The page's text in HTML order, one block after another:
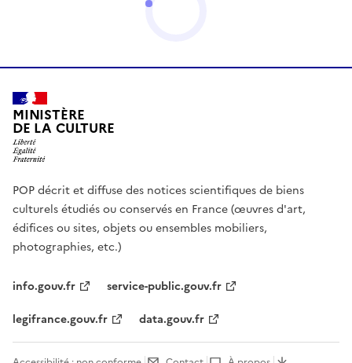
MINISTÈRE
DE LA CULTURE
POP décrit et diffuse des notices scientifiques de biens
culturels étudiés ou conservés en France (œuvres d'art,
édifices ou sites, objets ou ensembles mobiliers,
photographies, etc.)
info.gouv.fr
service-public.gouv.fr
legifrance.gouv.fr
data.gouv.fr